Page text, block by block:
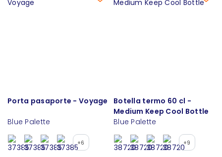
Porta pasaporte - Voyage
Blue Palette
+6
Botella termo 60 cl -
Medium Keep Cool Bottle
Blue Palette
+9